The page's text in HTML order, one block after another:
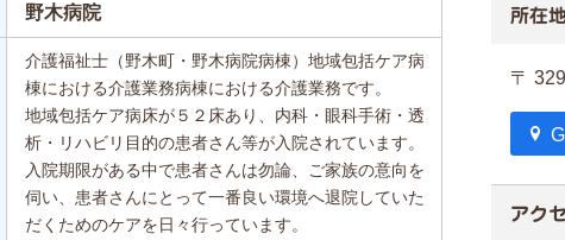
野木病院
介護福祉士（野木町・野木病院病棟）地域包括ケア病
棟における介護業務病棟における介護業務です。
地域包括ケア病床が５２床あり、内科・眼科手術・透
析・リハビリ目的の患者さん等が入院されています。
入院期限がある中で患者さんは勿論、ご家族の意向を
伺い、患者さんにとって一番良い環境へ退院していた
だくためのケアを日々行っています。
所在
〒
アク